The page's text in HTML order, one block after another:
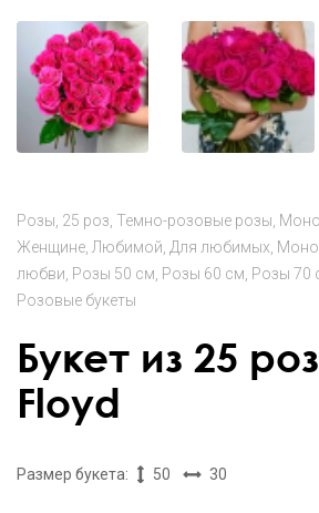
Розы 25 роз Темно-розовые розы
Женщине Любимой Для любимых
любви Розы 50 см Розы 60 см Розы 70
Розовые букеты
Букет из 25
Floyd
Размер букета: 50 30